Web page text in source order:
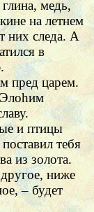
медь,
на летнем
них следа. А
в
пред царем.
и птицы
тебя
из золота.
ниже
– будет